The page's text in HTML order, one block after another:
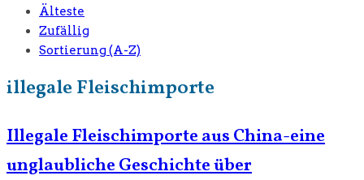
Älteste
Zufällig
Sortierung (A-Z)
illegale Fleischimporte
Illegale Fleischimporte aus China-eine
unglaubliche Geschichte über